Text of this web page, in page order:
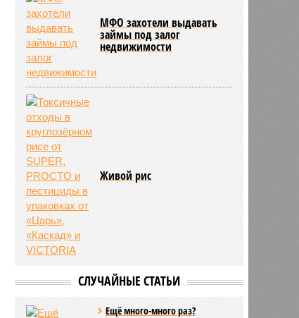
МФО захотели выдавать
займы под залог
недвижимости
Живой рис
СЛУЧАЙНЫЕ СТАТЬИ
Ещё много-много раз?